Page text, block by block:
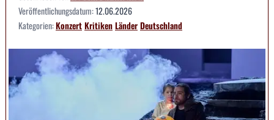
Veröffentlichungsdatum:12.06.2026
Kategorien:KonzertKritikenLänderDeutschland